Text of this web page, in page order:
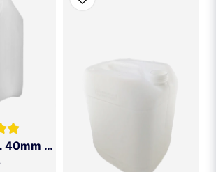
du spänna fast dunken kanske
Tom Dunk 2,5L 40mm HDPE